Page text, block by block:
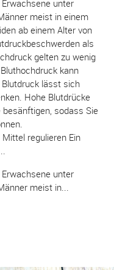
unter
meist in einem
ab einem Alter von
als
gelten zu wenig
kann
lässt sich
Hohe Blutdrücke
sodass Sie
regulieren Ein
unter
meist in...